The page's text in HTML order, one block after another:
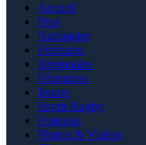
Accueil
Pros
Nationales
Fédérales
Régionales
Féminines
Jeunes
Esprit Rugby
Podcasts
Photos & Vidéos